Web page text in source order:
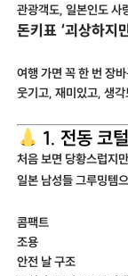
관광객도, 일본인도 사
돈키표 ‘괴상하지
여행 가면 꼭 한 번 장
웃기고, 재미있고, 생
1. 전동 코
처음 보면 당황스럽지
일본 남성들 그루밍템
콤팩트
조용
안전 날 구조